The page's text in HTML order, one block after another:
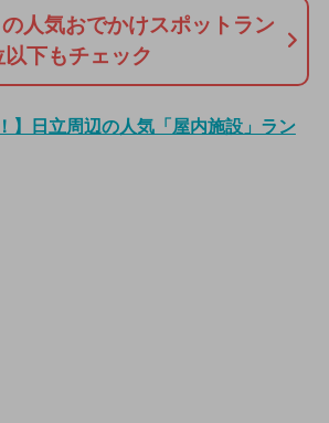
の人気おでかけスポットラン
下もチェック
】日立周辺の人気「屋内施設」ラン